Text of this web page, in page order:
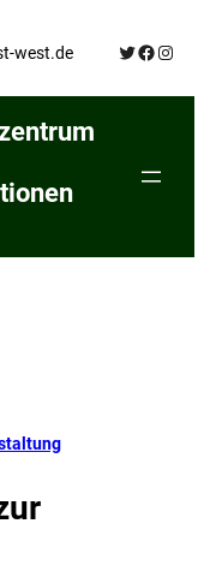
west.de Twitter